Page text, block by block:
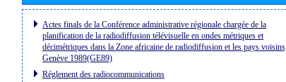
Actes finals de la Conférence administrative régionale chargée de la
planification de la radiodiffusion télévisuelle en ondes métriques et
décimétriques dans la Zone africaine de radiodiffusion et les pays voisins,
Genève 1989(GE89)
Réglement des radiocommunications